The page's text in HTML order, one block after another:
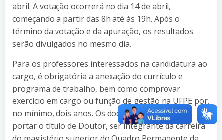
abril. A votação ocorrerá no dia 14 de abril,
começando a partir das 8h até às 19h. Após o
término da votação e da apuração, os resultados
serão divulgados no mesmo dia.
Para os professores interessados na candidatura ao
cargo, é obrigatória a anexação do currículo e
programa de trabalho, bem como comprovar
exercício em cargo ou função de gestão na UFPE por,
no mínimo, dois anos. Os docentes ainda devem
portar o título de Doutor, ser integrante da carreira
do magistério superior do Quadro Permanente da